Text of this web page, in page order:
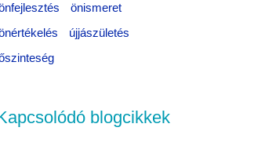
önismeret
újjászületés
blogcikkek